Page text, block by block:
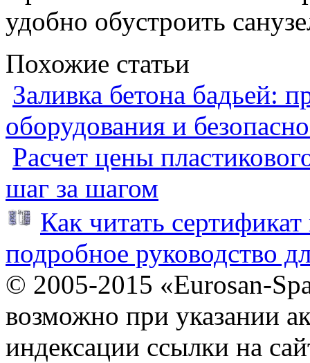
удобно обустроить
Похожие статьи
Заливка бетона бадьей:
оборудования и
Расчет цены
шаг за шагом
Как читать
подробное руководство
© 2005-2015 «Eurosan-
возможно при указании
индексации ссылки на